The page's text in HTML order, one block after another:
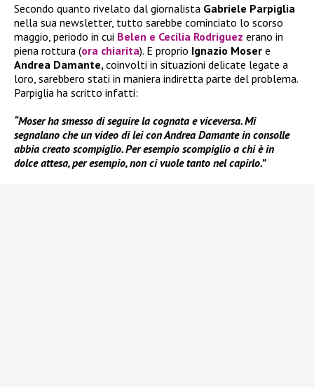
Secondo quanto rivelato dal giornalista Gabriele Parpiglia
nella sua newsletter, tutto sarebbe cominciato lo scorso
maggio, periodo in cui Belen e Cecilia Rodriguez erano in
piena rottura (ora chiarita). E proprio Ignazio Moser e
Andrea Damante, coinvolti in situazioni delicate legate a
loro, sarebbero stati in maniera indiretta parte del problema.
Parpiglia ha scritto infatti:
“Moser ha smesso di seguire la cognata e viceversa. Mi
segnalano che un video di lei con Andrea Damante in consolle
abbia creato scompiglio. Per esempio scompiglio a chi è in
dolce attesa, per esempio, non ci vuole tanto nel capirlo.”